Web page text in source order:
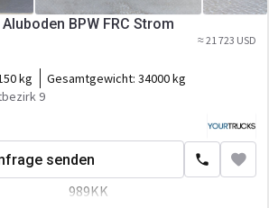
luft
Lamberet CV 1550 Aluboden BPW FRC Strom
≈ 21 723 USD
kg Gesamtgewicht: 34000 kg
9
senden
989KK